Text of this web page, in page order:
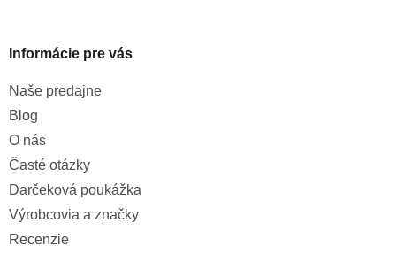
Informácie pre vás
Naše predajne
Blog
O nás
Časté otázky
Darčeková poukážka
Výrobcovia a značky
Recenzie